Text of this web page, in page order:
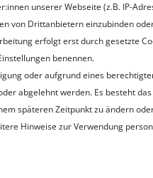
unserer Webseite (z.B. IP-
von Drittanbietern einzubinden
erfolgt erst durch gesetzte
benennen.
oder aufgrund eines
abgelehnt werden. Es besteht das
späteren Zeitpunkt zu ändern
Hinweise zur Verwendung